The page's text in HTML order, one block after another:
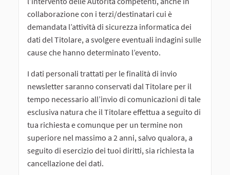
collaborazione con i terzi/destinatari cui è
demandata l’attività di sicurezza informatica dei
dati del Titolare, a svolgere eventuali indagini sulle
cause che hanno determinato l’evento.
I dati personali trattati per le finalità di invio
newsletter saranno conservati dal Titolare per il
tempo necessario all’invio di comunicazioni di tale
esclusiva natura che il Titolare effettua a seguito di
tua richiesta e comunque per un termine non
superiore nel massimo a 2 anni, salvo qualora, a
seguito di esercizio dei tuoi diritti, sia richiesta la
cancellazione dei dati.